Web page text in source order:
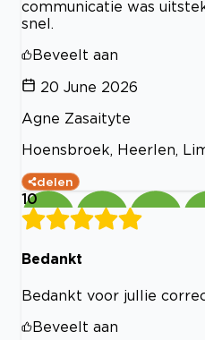
communicatie was
snel.
Beveelt aan
20 June 2026
Agne Zasaityte
Hoensbroek, Heerlen,
delen
10
Bedankt
Bedankt voor jullie
Beveelt aan